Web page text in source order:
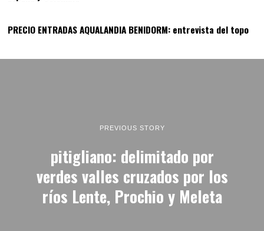
PRECIO ENTRADAS AQUALANDIA BENIDORM: entrevista del topo
PREVIOUS STORY
pitigliano: delimitado por
verdes valles cruzados por los
ríos Lente, Prochio y Meleta